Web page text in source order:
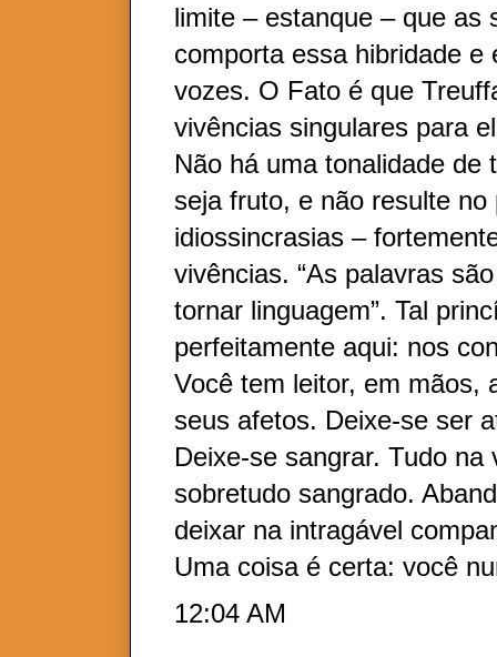
limite – estanque – que as
comporta essa hibridade
vozes. O Fato é que
vivências singulares para
Não há uma tonalidade de
seja fruto, e não resulte
idiossincrasias –
vivências. “As palavras
tornar linguagem”. Tal
perfeitamente aqui: nos
Você tem leitor, em mãos,
seus afetos. Deixe-se ser
Deixe-se sangrar. Tudo
sobretudo sangrado.
deixar na intragável
Uma coisa é certa: você
12:04 AM